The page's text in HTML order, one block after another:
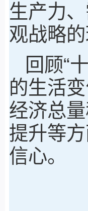
生产力
观战略
回顾“
的生活
经济总
提升等
信心。